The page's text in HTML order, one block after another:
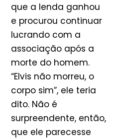
que a lenda ganhou
e procurou continuar
lucrando com a
associação após a
morte do homem.
“Elvis não morreu, o
corpo sim”, ele teria
dito. Não é
surpreendente, então,
que ele parecesse